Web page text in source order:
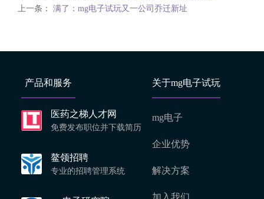
上一条： 满了：mg电子试玩又一公司乔迁新址
产品和服务
医药之梯人才网
免费发布职位并下载简历
鳌领招聘
专业的招聘管理系统
关于mg电子试玩
mg电子
企业优势
解决方案
加入我们